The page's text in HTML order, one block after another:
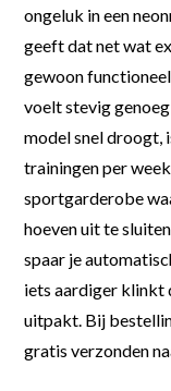
ongeluk in een
geeft dat net wat
gewoon
voelt stevig
model snel droogt,
trainingen per
sportgarderobe
hoeven uit te
spaar je
iets aardiger klinkt
uitpakt. Bij
gratis verzonden